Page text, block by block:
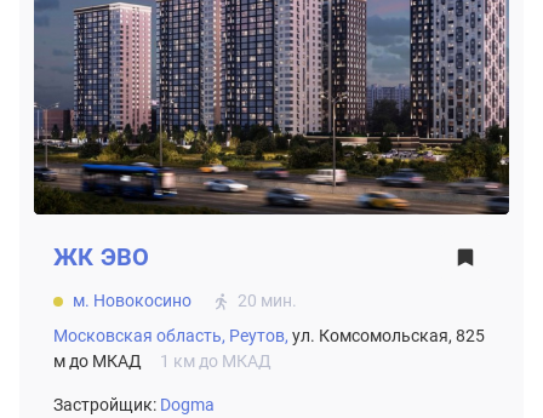
ЖК ЭВО
м. Новокосино
20 мин.
Московская область, Реутов, ул. Комсомольская, 825
м до МКАД
1 км до МКАД
Застройщик: Dogma